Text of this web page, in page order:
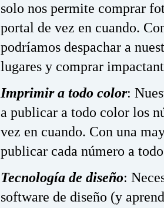
solo nos permite comprar
portal de vez en cuando.
podríamos despachar a
lugares y comprar
Imprimir a todo color:
a publicar a todo color los
vez en cuando. Con una
publicar cada número a
Tecnología de diseño:
software de diseño (y